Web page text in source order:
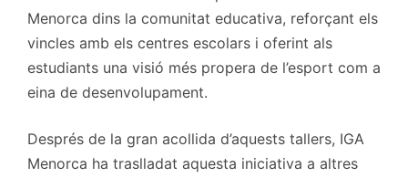
Menorca dins la comunitat educativa, reforçant els
vincles amb els centres escolars i oferint als
estudiants una visió més propera de l’esport com a
eina de desenvolupament.
Després de la gran acollida d’aquests tallers, IGA
Menorca ha traslladat aquesta iniciativa a altres